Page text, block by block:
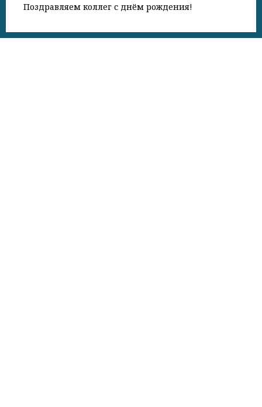
Поздравляем коллег с днём рождения!